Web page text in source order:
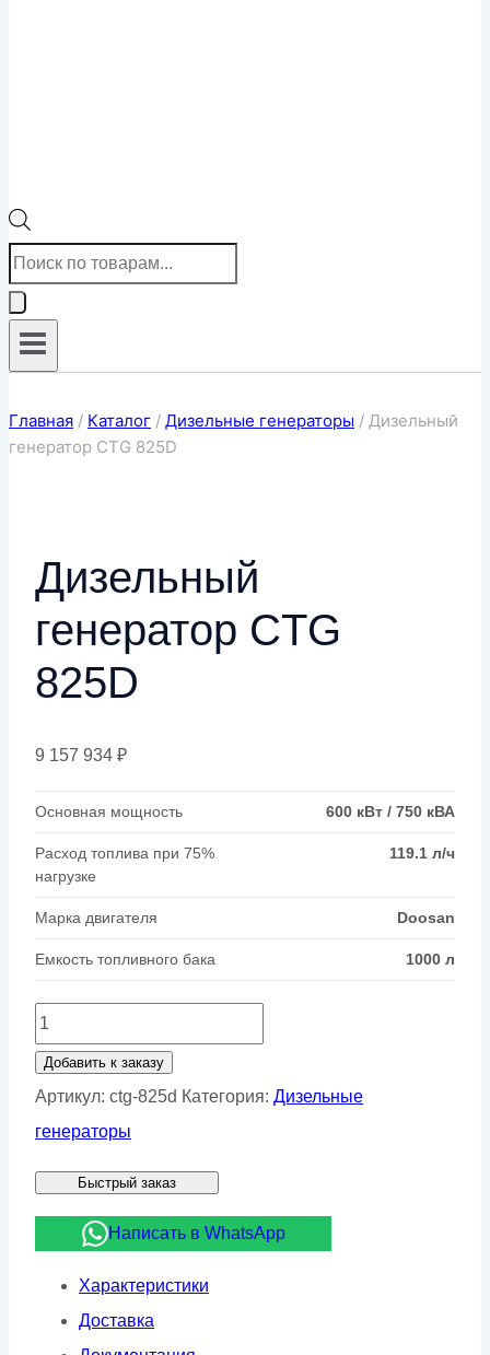
Поиск
товаров
Главная / Каталог / Дизельные генераторы / Дизельный
генератор CTG 825D
Дизельный
генератор CTG
825D
9 157 934 ₽
Основная мощность 600 кВт / 750 кВА
Расход топлива при 75%
нагрузке
119.1 л/ч
Марка двигателя Doosan
Емкость топливного бака 1000 л
Количество
товара
Дизельный
генератор
825D
Добавить к заказу
Артикул: ctg-825d Категория: Дизельные
генераторы
Быстрый заказ
Написать в WhatsApp
Характеристики
Доставка